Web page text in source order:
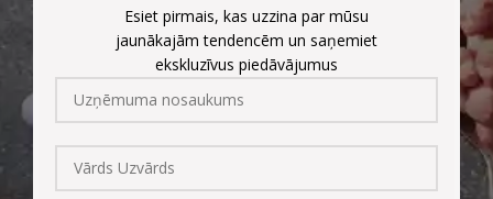
Esiet pirmais, kas uzzina par mūsu
jaunākajām tendencēm un saņemiet
ekskluzīvus piedāvājumus